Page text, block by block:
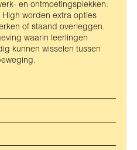
en ontmoetingsplekken.
worden extra opties
of staand overleggen.
waarin leerlingen
kunnen wisselen tussen